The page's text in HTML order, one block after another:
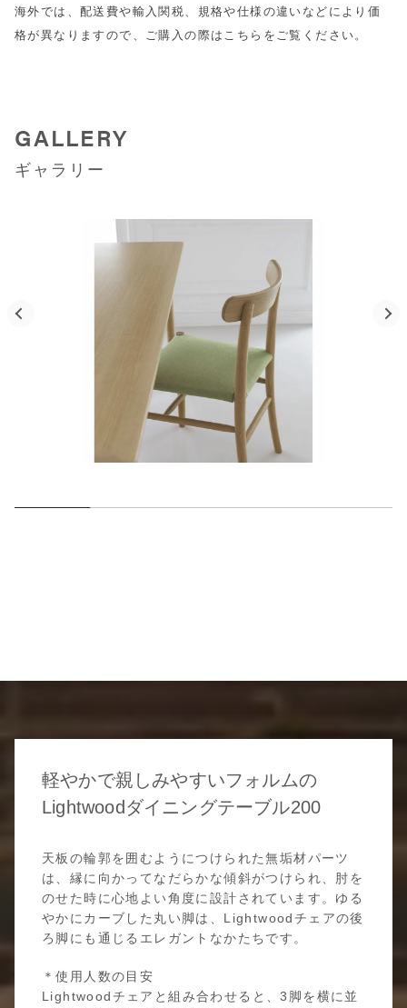
海外では、配送費や輸入関税、規格や仕様の違いなどにより価
格が異なりますので、ご購入の際は こちら をご覧ください。
GALLERY
ギャラリー
軽やかで親しみやすいフォルムの
Lightwoodダイニングテーブル200
天板の輪郭を囲むようにつけられた無垢材パーツ
は、縁に向かってなだらかな傾斜がつけられ、肘を
のせた時に心地よい角度に設計されています。ゆる
やかにカーブした丸い脚は、Lightwoodチェアの後
ろ脚にも通じるエレガントなかたちです。
＊使用人数の目安
Lightwoodチェアと組み合わせると、3脚を横に並